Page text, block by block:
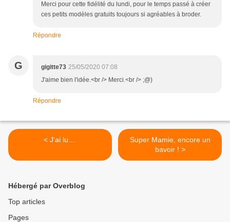
Merci pour cette fidélité du lundi, pour le temps passé à créer
ces petits modèles gratuits toujours si agréables à broder.
Répondre
G gigitte73 25/05/2020 07:08
J'aime bien l'idée.<br /> Merci.<br /> ;@)
Répondre
< J'ai lu....
Super Mamie, encore un
bavoir ! >
Hébergé par Overblog
Top articles
Pages